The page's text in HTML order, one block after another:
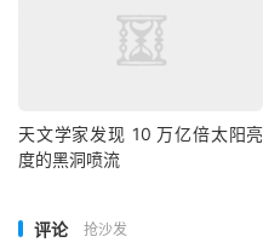
天文学家发现 10 万亿倍太阳亮
度的黑洞喷流
评论 抢沙发